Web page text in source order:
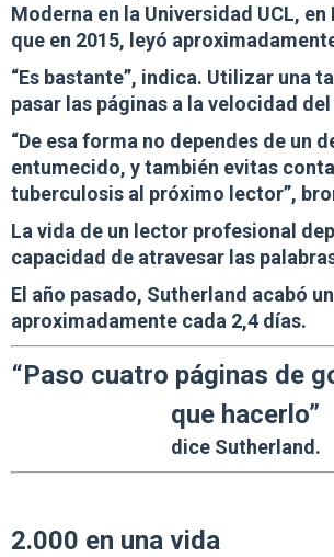
Moderna en la Universidad UCL,
que en 2015, leyó
“Es bastante”, indica. Utilizar una
pasar las páginas a la velocidad
“De esa forma no dependes de un
entumecido, y también evitas
tuberculosis al próximo lector”,
La vida de un lector profesional
capacidad de atravesar las
El año pasado, Sutherland acabó
aproximadamente cada 2,4 días.
“Paso cuatro páginas de
que hacerlo”
dice Sutherland.
2.000 en una vida